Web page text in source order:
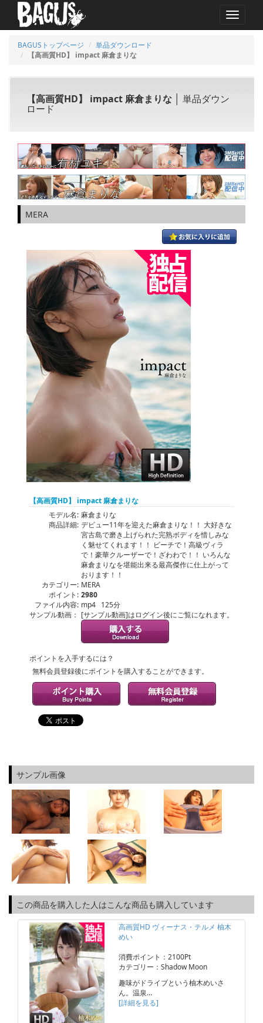
MENU
BAGUSトップページ
単品ダウンロード
【高画質HD】 impact 麻倉まりな
【高画質HD】 impact 麻倉まりな │ 単品ダウン
ロード
MERA
【高画質HD】 impact 麻倉まりな
モデル名: 麻倉まりな
商品詳細: デビュー11年を迎えた麻倉まりな！！ 大好きな
宮古島で磨き上げられた完熟ボディを惜しみな
く魅せてくれます！！ ビーチで！高級ヴィラ
で！豪華クルーザーで！ざわわで！！ いろんな
麻倉まりなを堪能出来る最高傑作に仕上がって
おります！！
カテゴリー: MERA
ポイント: 2980
ファイル内容: mp4 125分
サンプル動画： [サンプル動画]はログイン後にご覧になれます。
ポイントを入手するには？
無料会員登録後にポイントを購入することができます。
サンプル画像
この商品を購入した人はこんな商品も購入しています
高画質HD ヴィーナス・テルメ 柚木
めい
消費ポイント：2100Pt
カテゴリー：Shadow Moon
趣味がドライブという柚木めいさ
ん。温泉…
[詳細を見る]